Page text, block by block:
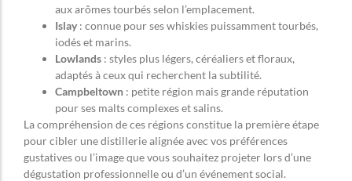
aux arômes tourbés selon l’emplacement.
Islay : connue pour ses whiskies puissamment tourbés,
iodés et marins.
Lowlands : styles plus légers, céréaliers et floraux,
adaptés à ceux qui recherchent la subtilité.
Campbeltown : petite région mais grande réputation
pour ses malts complexes et salins.
La compréhension de ces régions constitue la première étape
pour cibler une distillerie alignée avec vos préférences
gustatives ou l’image que vous souhaitez projeter lors d’une
dégustation professionnelle ou d’un événement social.